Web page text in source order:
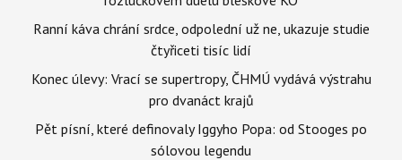
Ranní káva chrání srdce, odpolední už ne, ukazuje studie
čtyřiceti tisíc lidí
Konec úlevy: Vrací se supertropy, ČHMÚ vydává výstrahu
pro dvanáct krajů
Pět písní, které definovaly Iggyho Popa: od Stooges po
sólovou legendu